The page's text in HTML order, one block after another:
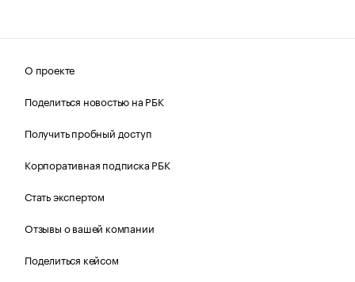
О проекте
Поделиться новостью на РБК
Получить пробный доступ
Корпоративная подписка РБК
Стать экспертом
Отзывы о вашей компании
Поделиться кейсом